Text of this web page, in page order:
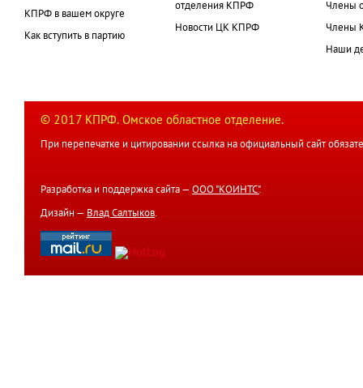
КПРФ в вашем округе
Как вступить в партию
отделения КПРФ
Новости ЦК КПРФ
Члены
Члены
Наши
© 2017 КПРФ. Омское областное отделение.
При перепечатке и цитировании ссылка на официальный сайт
Разработка и поддержка сайта — ООО "КОИНТС".
Дизайн — Влад Салтыков.